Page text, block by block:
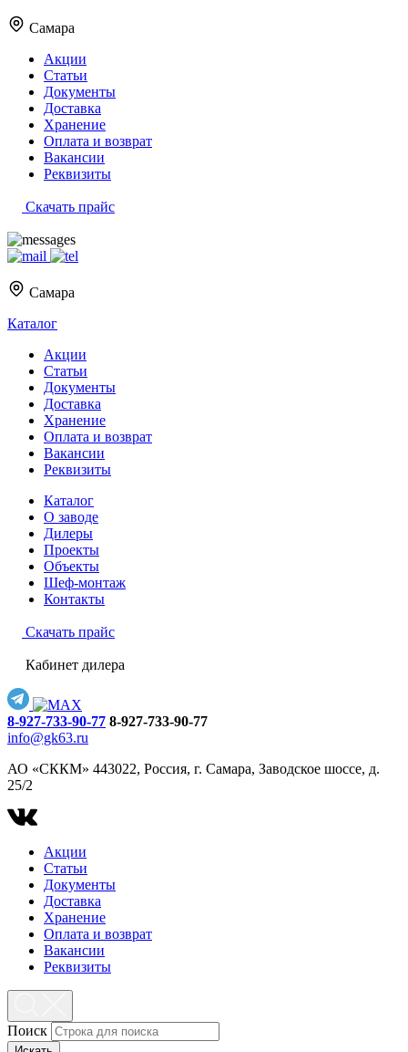
Самара
Акции
Статьи
Документы
Доставка
Хранение
Оплата и возврат
Вакансии
Реквизиты
Скачать прайс
Самара
Каталог
Акции
Статьи
Документы
Доставка
Хранение
Оплата и возврат
Вакансии
Реквизиты
Каталог
О заводе
Дилеры
Проекты
Объекты
Шеф-монтаж
Контакты
Скачать прайс
Кабинет дилера
8-927-733-90-77 8-927-733-90-77
info@gk63.ru
АО «СККМ» 443022, Россия, г. Самара, Заводское шоссе, д.
25/2
Акции
Статьи
Документы
Доставка
Хранение
Оплата и возврат
Вакансии
Реквизиты
Поиск